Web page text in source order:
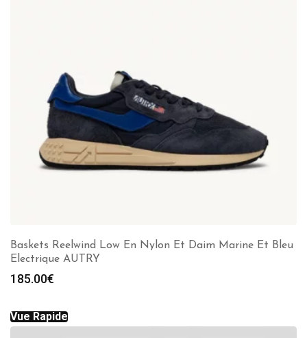
Baskets Reelwind Low En Nylon Et Daim Marine Et Bleu
Electrique AUTRY
185.00€
Vue Rapide